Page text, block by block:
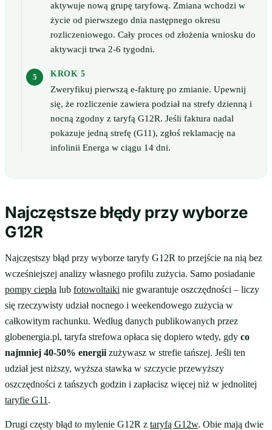
aktywuje nową grupę taryfową. Zmiana wchodzi w
życie od pierwszego dnia następnego okresu
rozliczeniowego. Cały proces od złożenia wniosku do
aktywacji trwa 2-6 tygodni.
KROK 5
Zweryfikuj pierwszą e-fakturę po zmianie. Upewnij
się, że rozliczenie zawiera podział na strefy dzienną i
nocną zgodny z taryfą G12R. Jeśli faktura nadal
pokazuje jedną strefę (G11), zgłoś reklamację na
infolinii Energa w ciągu 14 dni.
Najczęstsze błędy przy wyborze
G12R
Najczęstszy błąd przy wyborze taryfy G12R to przejście na nią bez
wcześniejszej analizy własnego profilu zużycia. Samo posiadanie
pompy ciepła lub fotowoltaiki nie gwarantuje oszczędności – liczy
się rzeczywisty udział nocnego i weekendowego zużycia w
całkowitym rachunku. Według danych publikowanych przez
globenergia.pl, taryfa strefowa opłaca się dopiero wtedy, gdy co
najmniej 40-50% energii zużywasz w strefie tańszej. Jeśli ten
udział jest niższy, wyższa stawka w szczycie przewyższy
oszczędności z tańszych godzin i zapłacisz więcej niż w jednolitej
taryfie G11 .
Drugi częsty błąd to mylenie G12R z taryfą G12w. Obie mają dwie